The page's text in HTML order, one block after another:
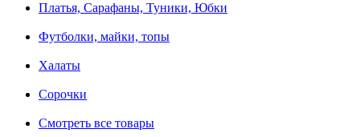
Платья, Сарафаны, Туники, Юбки
Футболки, майки, топы
Халаты
Сорочки
Смотреть все товары